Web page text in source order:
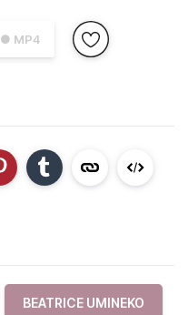
● MP4
BEATRICE UMINEKO